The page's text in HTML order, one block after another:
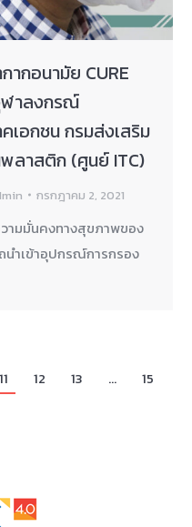
กอนามัย CURE
ฬาลงกรณ์
เอกชน กรมส่งเสริม
ลาสติก (ศูนย์ ITC)
กรกฎาคม 2, 2021
ามมั่นคงทางสุขภาพของ
นำเข้าอุปกรณ์การกรอง
11 12 13 …
15